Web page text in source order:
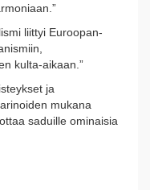
liittyi Euroopan-
kulta-aikaan.”
ja
mukana
saduille ominaisia